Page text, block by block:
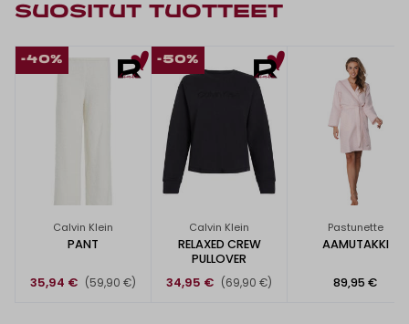
SUOSITUT TUOTTEET
-40%
Calvin Klein
PANT
35,94 € (59,90 €)
-50%
Calvin Klein
RELAXED CREW
PULLOVER
34,95 € (69,90 €)
Pastunette
AAMUTAKKI
89,95 €